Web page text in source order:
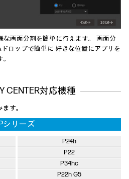
な画面分割を簡単に行えます。 画面分
ロップで簡単に 好きな位置にアプリを
CENTER対応機種
す。
シリーズ
P24h
P22
P34hc
P22h G5